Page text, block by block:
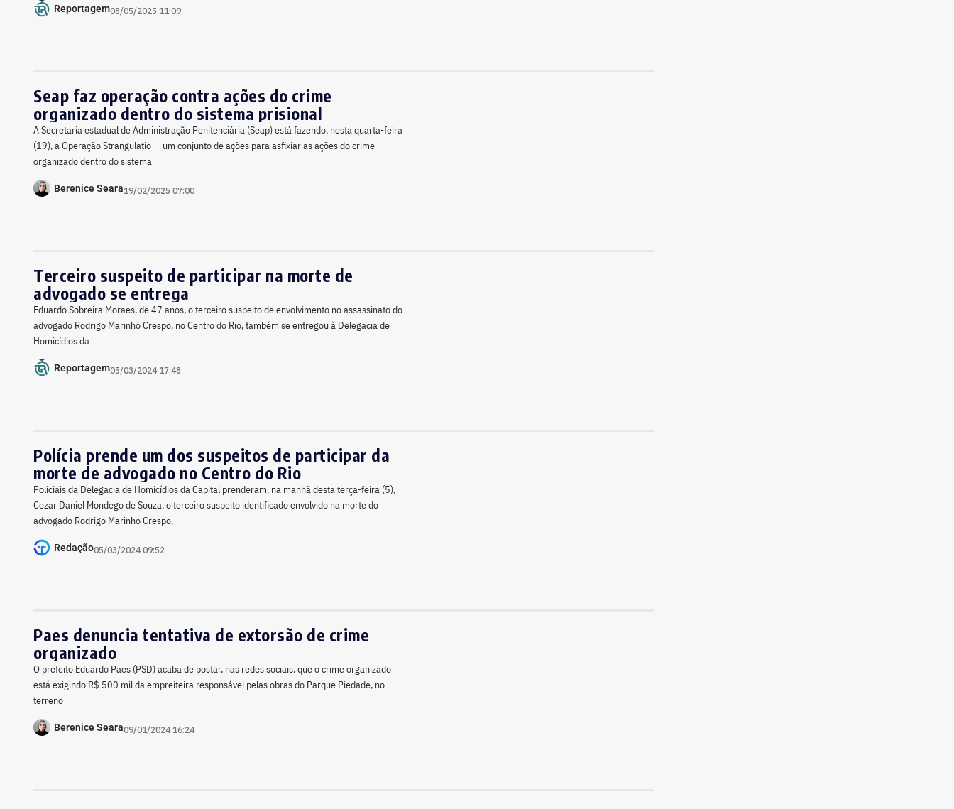
Reportagem08/05/2025 11:09
Seap faz operação contra ações do crime
organizado dentro do sistema prisional
A Secretaria estadual de Administração Penitenciária (Seap) está fazendo, nesta quarta-feira
(19), a Operação Strangulatio — um conjunto de ações para asfixiar as ações do crime
organizado dentro do sistema
Berenice Seara19/02/2025 07:00
Terceiro suspeito de participar na morte de
advogado se entrega
Eduardo Sobreira Moraes, de 47 anos, o terceiro suspeito de envolvimento no assassinato do
advogado Rodrigo Marinho Crespo, no Centro do Rio, também se entregou à Delegacia de
Homicídios da
Reportagem05/03/2024 17:48
Polícia prende um dos suspeitos de participar da
morte de advogado no Centro do Rio
Policiais da Delegacia de Homicídios da Capital prenderam, na manhã desta terça-feira (5),
Cezar Daniel Mondego de Souza, o terceiro suspeito identificado envolvido na morte do
advogado Rodrigo Marinho Crespo,
Redação05/03/2024 09:52
Paes denuncia tentativa de extorsão de crime
organizado
O prefeito Eduardo Paes (PSD) acaba de postar, nas redes sociais, que o crime organizado
está exigindo R$ 500 mil da empreiteira responsável pelas obras do Parque Piedade, no
terreno
Berenice Seara09/01/2024 16:24